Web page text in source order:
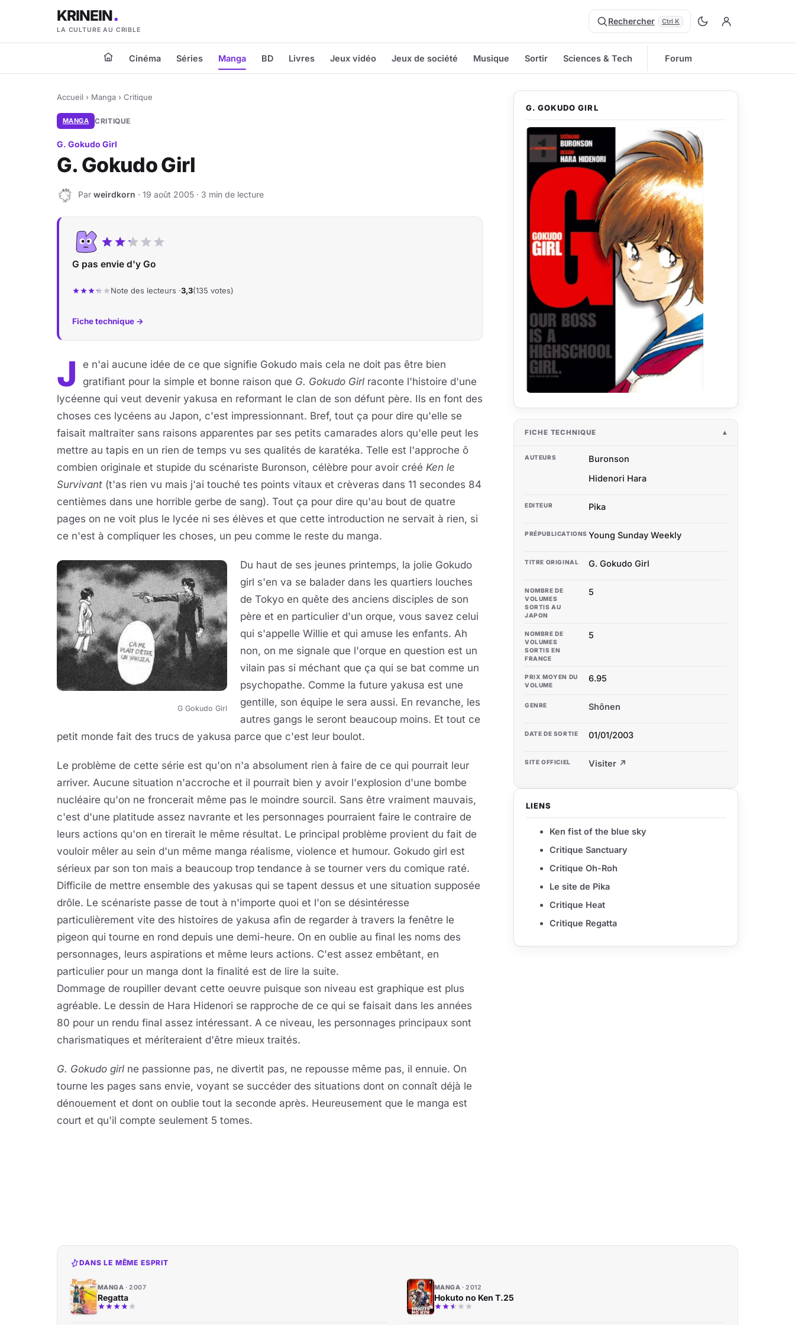
KRINEIN
LA CULTURE AU CRIBLE
Rechercher Ctrl K
Cinéma Séries Manga BD Livres Jeux vidéo Jeux de société Musique Sortir Sciences & Tech Forum
Accueil › Manga › Critique
MANGA CRITIQUE
G. Gokudo Girl
G. Gokudo Girl
W Par weirdkorn · 19 août 2005 · 3 min de lecture
G pas envie d'y Go
Note des lecteurs ·3,3(135 votes)
Fiche technique →
J
e n'ai aucune idée de ce que signifie Gokudo mais cela ne doit pas être bien
gratifiant pour la simple et bonne raison que G. Gokudo Girl raconte l'histoire d'une
lycéenne qui veut devenir yakusa en reformant le clan de son défunt père. Ils en font des
choses ces lycéens au Japon, c'est impressionnant. Bref, tout ça pour dire qu'elle se
faisait maltraiter sans raisons apparentes par ses petits camarades alors qu'elle peut les
mettre au tapis en un rien de temps vu ses qualités de karatéka. Telle est l'approche ô
combien originale et stupide du scénariste Buronson, célèbre pour avoir créé Ken le
Survivant (t'as rien vu mais j'ai touché tes points vitaux et crèveras dans 11 secondes 84
centièmes dans une horrible gerbe de sang). Tout ça pour dire qu'au bout de quatre
pages on ne voit plus le lycée ni ses élèves et que cette introduction ne servait à rien, si
ce n'est à compliquer les choses, un peu comme le reste du manga.
G Gokudo Girl
Du haut de ses jeunes printemps, la jolie Gokudo
girl s'en va se balader dans les quartiers louches
de Tokyo en quête des anciens disciples de son
père et en particulier d'un orque, vous savez celui
qui s'appelle Willie et qui amuse les enfants. Ah
non, on me signale que l'orque en question est un
vilain pas si méchant que ça qui se bat comme un
psychopathe. Comme la future yakusa est une
gentille, son équipe le sera aussi. En revanche, les
autres gangs le seront beaucoup moins. Et tout ce
petit monde fait des trucs de yakusa parce que c'est leur boulot.
Le problème de cette série est qu'on n'a absolument rien à faire de ce qui pourrait leur
arriver. Aucune situation n'accroche et il pourrait bien y avoir l'explosion d'une bombe
nucléaire qu'on ne froncerait même pas le moindre sourcil. Sans être vraiment mauvais,
c'est d'une platitude assez navrante et les personnages pourraient faire le contraire de
leurs actions qu'on en tirerait le même résultat. Le principal problème provient du fait de
vouloir mêler au sein d'un même manga réalisme, violence et humour. Gokudo girl est
sérieux par son ton mais a beaucoup trop tendance à se tourner vers du comique raté.
Difficile de mettre ensemble des yakusas qui se tapent dessus et une situation supposée
drôle. Le scénariste passe de tout à n'importe quoi et l'on se désintéresse
particulièrement vite des histoires de yakusa afin de regarder à travers la fenêtre le
pigeon qui tourne en rond depuis une demi-heure. On en oublie au final les noms des
personnages, leurs aspirations et même leurs actions. C'est assez embêtant, en
particulier pour un manga dont la finalité est de lire la suite.
Dommage de roupiller devant cette oeuvre puisque son niveau est graphique est plus
agréable. Le dessin de Hara Hidenori se rapproche de ce qui se faisait dans les années
80 pour un rendu final assez intéressant. A ce niveau, les personnages principaux sont
charismatiques et mériteraient d'être mieux traités.
G. Gokudo girl ne passionne pas, ne divertit pas, ne repousse même pas, il ennuie. On
tourne les pages sans envie, voyant se succéder des situations dont on connaît déjà le
dénouement et dont on oublie tout la seconde après. Heureusement que le manga est
court et qu'il compte seulement 5 tomes.
G. GOKUDO GIRL
FICHE TECHNIQUE
AUTEURS
Buronson
Hidenori Hara
EDITEUR Pika
PRÉPUBLICATIONS Young Sunday Weekly
TITRE ORIGINAL G. Gokudo Girl
NOMBRE DE
VOLUMES
SORTIS AU
JAPON
5
NOMBRE DE
VOLUMES
SORTIS EN
FRANCE
5
PRIX MOYEN DU
VOLUME
6.95
GENRE Shônen
DATE DE SORTIE 01/01/2003
SITE OFFICIEL Visiter ↗
LIENS
Ken fist of the blue sky
Critique Sanctuary
Critique Oh-Roh
Le site de Pika
Critique Heat
Critique Regatta
DANS LE MÊME ESPRIT
MANGA 2007
Regatta
MANGA 2012
Hokuto no Ken T.25